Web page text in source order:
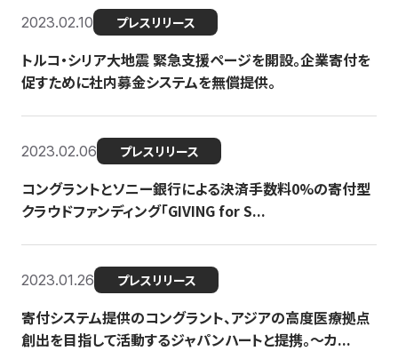
2023.02.10 プレスリリース
トルコ・シリア大地震 緊急支援ページを開設。企業寄付を
促すために社内募金システムを無償提供。
2023.02.06 プレスリリース
コングラントとソニー銀行による決済手数料0%の寄付型
クラウドファンディング「GIVING for S...
2023.01.26 プレスリリース
寄付システム提供のコングラント、アジアの高度医療拠点
創出を目指して活動するジャパンハートと提携。〜カ...